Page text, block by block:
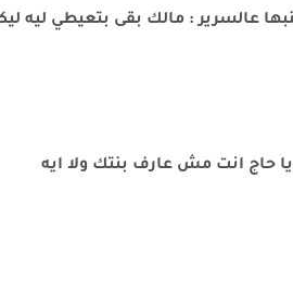
عالسرير : مالك بقى بتعيطي ليه
حاج انت مش عارف بنتك ولا ايه